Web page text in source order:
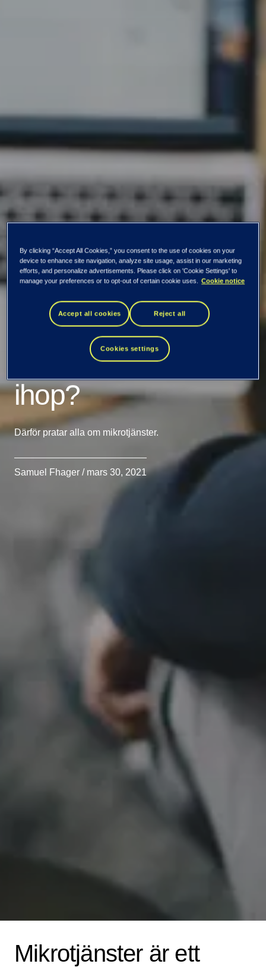
Hur hänger
mikrotjänster och e-
handelsplattformar
ihop?
Därför pratar alla om mikrotjänster.
Samuel Fhager / mars 30, 2021
Mikrotjänster är ett
By clicking “Accept All Cookies,” you consent to the use of cookies on your
device to enhance site navigation, analyze site usage, assist in our marketing
efforts, and personalize advertisements. Please click on 'Cookie Settings' to
manage your preferences or to opt-out of certain cookie uses.
Cookie notice
Accept all cookies Reject all
Cookies settings